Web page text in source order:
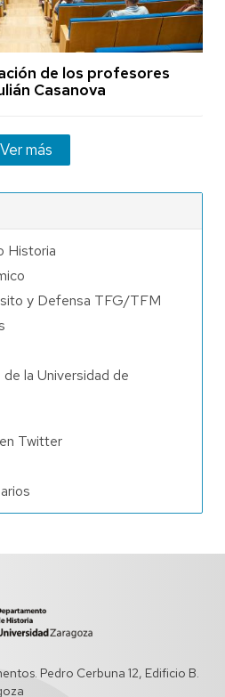
de los profesores
Casanova
Ver más
Historia
y Defensa TFG/TFM
la Universidad de
Twitter
Pedro Cerbuna 12, Edificio B.